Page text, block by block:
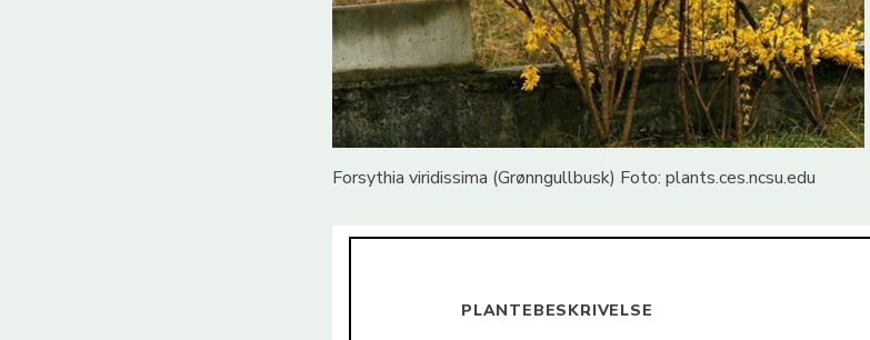
Forsythia viridissima (Grønngullbusk) Foto: plants.ces.ncsu.edu
PLANTEBESKRIVELSE